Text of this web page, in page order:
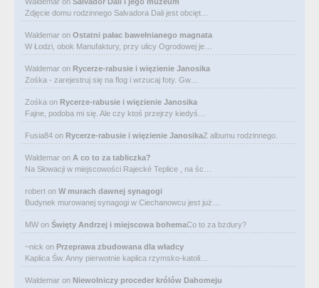
Zdjęcie domu rodzinnego Salvadora Dali jest obcięt…
Waldemar on Ostatni pałac bawełnianego magnata
W Łodzi, obok Manufaktury, przy ulicy Ogrodowej je…
Waldemar on Rycerze-rabusie i więzienie Janosika
Zośka - zarejestruj się na flog i wrzucaj foty. Gw…
Zośka on Rycerze-rabusie i więzienie Janosika
Fajne, podoba mi się. Ale czy ktoś przejrzy kiedyś…
Fusia84 on Rycerze-rabusie i więzienie JanosikaZ albumu rodzinnego.
Waldemar on A co to za tabliczka?
Na Słowacji w miejscowości Rajecké Teplice , na śc…
robert on W murach dawnej synagogi
Budynek murowanej synagogi w Ciechanowcu jest już…
MW on Święty Andrzej i miejscowa bohemaCo to za bzdury?
~nick on Przeprawa zbudowana dla władcy
Kaplica Św. Anny pierwotnie kaplica rzymsko-katoli…
Waldemar on Niewolniczy proceder królów Dahomeju